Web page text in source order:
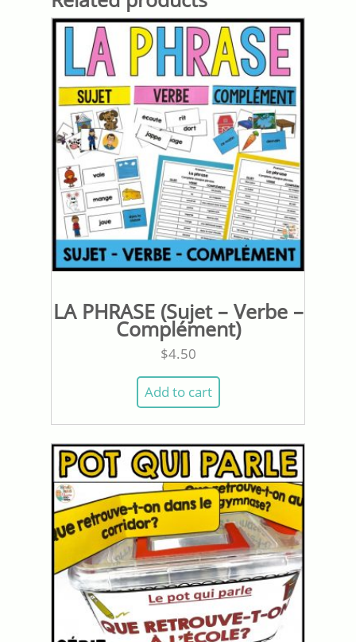
LA PHRASE (Sujet – Verbe –
Complément)
$4.50
Add to cart